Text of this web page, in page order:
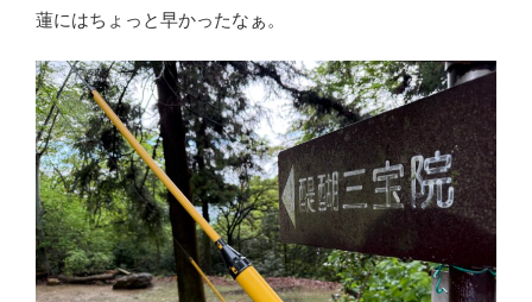
蓮にはちょっと早かったなぁ。